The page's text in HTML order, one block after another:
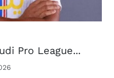
Pro League...